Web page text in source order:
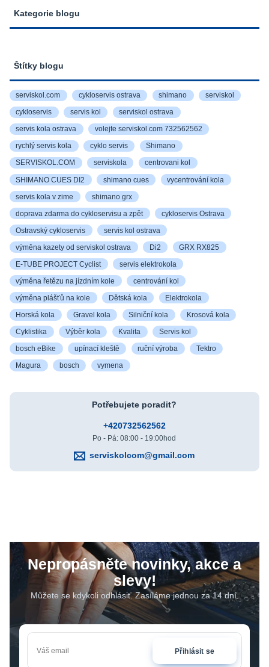
Kategorie blogu
Štítky blogu
serviskol.com cykloservis ostrava shimano serviskol
cykloservis servis kol serviskol ostrava
servis kola ostrava volejte serviskol.com 732562562
rychlý servis kola cyklo servis Shimano
SERVISKOL.COM serviskola centrovani kol
SHIMANO CUES DI2 shimano cues vycentrování kola
servis kola v zime shimano grx
doprava zdarma do cykloservisu a zpět cykloservis Ostrava
Ostravský cykloservis servis kol ostrava
výměna kazety od serviskol ostrava Di2 GRX RX825
E-TUBE PROJECT Cyclist servis elektrokola
výměna řetězu na jízdním kole centrování kol
výměna plášťů na kole Dětská kola Elektrokola
Horská kola Gravel kola Silniční kola Krosová kola
Cyklistika Výběr kola Kvalita Servis kol
bosch eBike upínací kleště ruční výroba Tektro
Magura bosch vymena
Potřebujete poradit?
+420732562562
Po - Pá: 08:00 - 19:00hod
serviskolcom@gmail.com
Nepropásněte novinky, akce a
slevy!
Můžete se kdykoli odhlásit. Zasíláme jednou za 14 dní.
Přihlásit se